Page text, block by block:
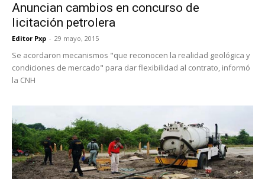
Anuncian cambios en concurso de
licitación petrolera
Editor Pxp - 29 mayo, 2015
Se acordaron mecanismos "que reconocen la realidad geológica y
condiciones de mercado" para dar flexibilidad al contrato, informó
la CNH